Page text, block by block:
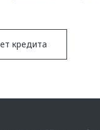
кредита